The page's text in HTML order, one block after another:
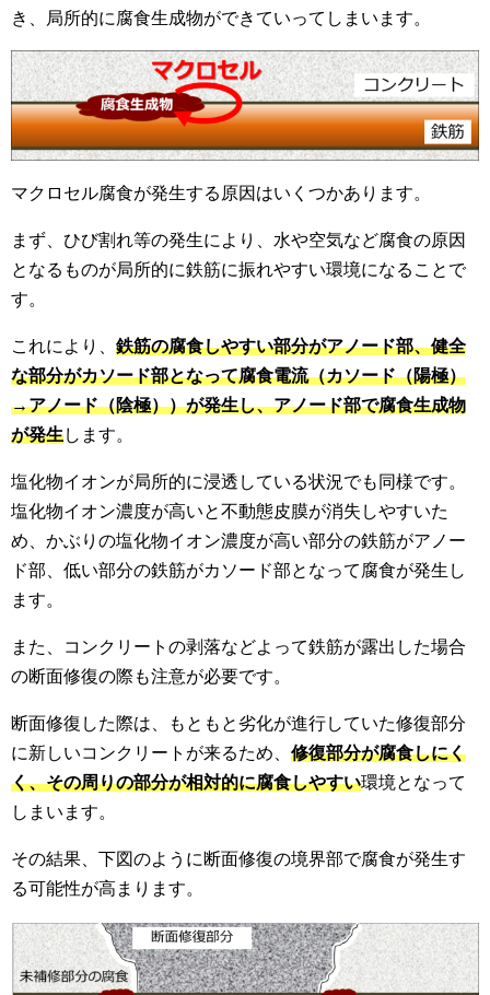
き、局所的に腐食生成物ができていってしまいます。
マクロセル腐食が発生する原因はいくつかあります。
まず、ひび割れ等の発生により、水や空気など腐食の原因
となるものが局所的に鉄筋に振れやすい環境になることで
す。
これにより、 鉄筋の腐食しやすい部分がアノード部、健全
な部分がカソード部となって腐食電流（カソード（陽極）
→アノード（陰極））が発生し、アノード部で腐食生成物
が発生します。
塩化物イオンが局所的に浸透している状況でも同様です。
塩化物イオン濃度が高いと不動態皮膜が消失しやすいた
め、かぶりの塩化物イオン濃度が高い部分の鉄筋がアノー
ド部、低い部分の鉄筋がカソード部となって腐食が発生し
ます。
また、コンクリートの剥落などよって鉄筋が露出した場合
の断面修復の際も注意が必要です。
断面修復した際は、もともと劣化が進行していた修復部分
に新しいコンクリートが来るため、 修復部分が腐食しにく
く、その周りの部分が相対的に腐食しやすい環境となって
しまいます。
その結果、下図のように断面修復の境界部で腐食が発生す
る可能性が高まります。